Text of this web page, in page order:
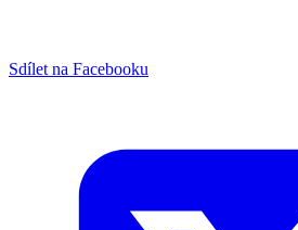
Sdílet na Facebooku